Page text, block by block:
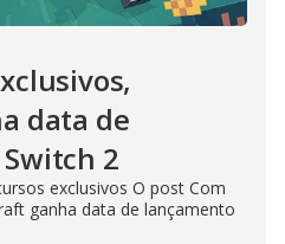
data de
2
exclusivos O post Com
ganha data de lançamento